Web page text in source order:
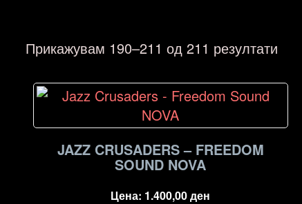
Прикажувам 190–211 од 211 резултати
price:
to
JAZZ CRUSADERS – FREEDOM
SOUND NOVA
Цена: 1.400,00ден